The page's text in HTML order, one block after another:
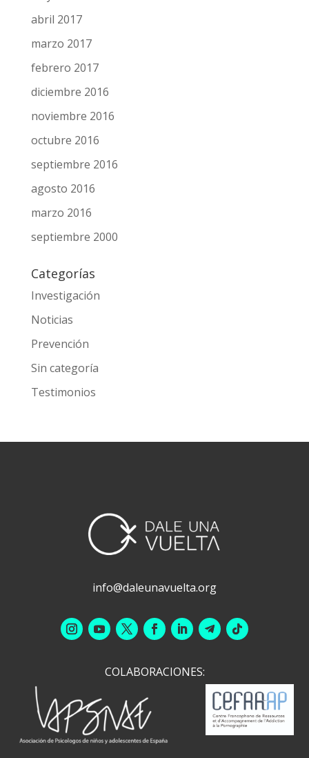
abril 2017
marzo 2017
febrero 2017
diciembre 2016
noviembre 2016
octubre 2016
septiembre 2016
agosto 2016
marzo 2016
septiembre 2000
Categorías
Investigación
Noticias
Prevención
Sin categoría
Testimonios
info@daleunavuelta.org
COLABORACIONES: